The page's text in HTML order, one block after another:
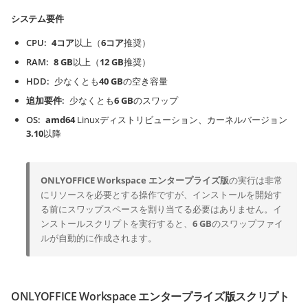
システム要件
CPU
4コア以上（6コア推奨）
RAM
8 GB以上（12 GB推奨）
HDD
少なくとも40 GBの空き容量
追加要件
少なくとも6 GBのスワップ
OS
amd64Linuxディストリビューション、カーネルバージョン
3.10以降
ONLYOFFICE Workspace エンタープライズ版の実行は非常
にリソースを必要とする操作ですが、インストールを開始す
る前にスワップスペースを割り当てる必要はありません。イ
ンストールスクリプトを実行すると、 6 GBのスワップファイ
ルが自動的に作成されます。
ONLYOFFICE Workspace エンタープライズ版スクリプト